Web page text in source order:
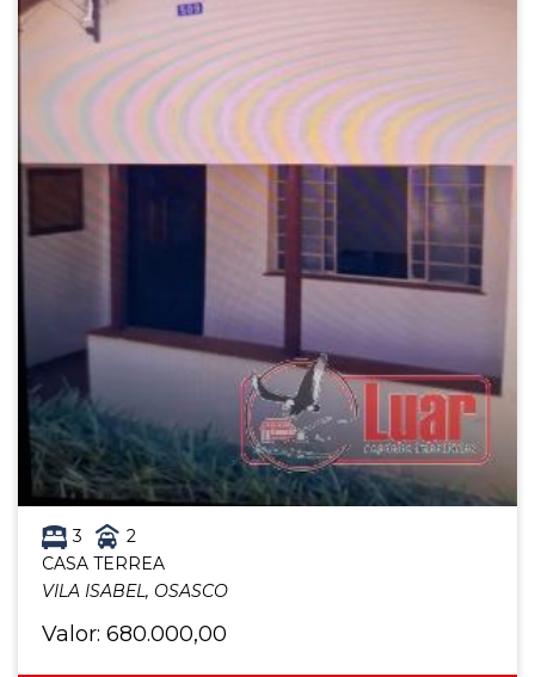
3
2
CASA TERREA
VILA ISABEL, OSASCO
Valor: 680.000,00